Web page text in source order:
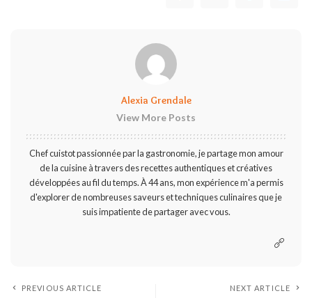
Alexia Grendale
View More Posts
Chef cuistot passionnée par la gastronomie, je partage mon amour
de la cuisine à travers des recettes authentiques et créatives
développées au fil du temps. À 44 ans, mon expérience m'a permis
d'explorer de nombreuses saveurs et techniques culinaires que je
suis impatiente de partager avec vous.
PREVIOUS ARTICLE NEXT ARTICLE